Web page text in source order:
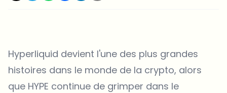
Hyperliquid devient l'une des plus grandes
histoires dans le monde de la crypto, alors
que HYPE continue de grimper dans le